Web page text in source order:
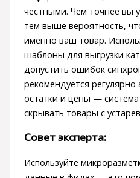
честными. Чем точнее вы
тем выше вероятность,
именно ваш товар.
шаблоны для выгрузки
допустить ошибок
рекомендуется регулярно
остатки и цены —
скрывать товары с
Совет эксперта:
Используйте